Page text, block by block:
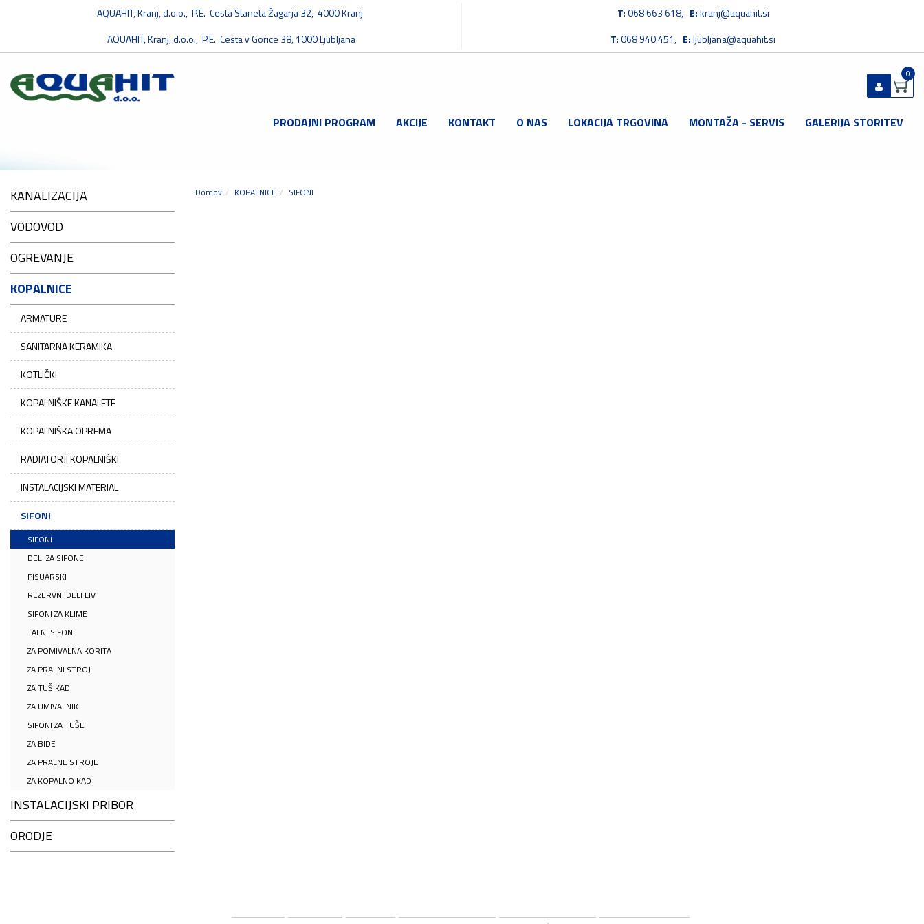
AQUAHIT, Kranj, d.o.o., P.E. Cesta Staneta Žagarja 32, 4000 Kranj
AQUAHIT, Kranj, d.o.o., P.E. Cesta v Gorice 38, 1000 Ljubljana
T:068 663 618, E:kranj@aquahit.si
T:068 940 451, E:ljubljana@aquahit.si
0
PRODAJNI PROGRAM AKCIJE KONTAKT O NAS LOKACIJA TRGOVINA MONTAŽA - SERVIS GALERIJA STORITEV
KANALIZACIJA
VODOVOD
OGREVANJE
KOPALNICE
ARMATURE
SANITARNA KERAMIKA
KOTLIČKI
KOPALNIŠKE KANALETE
KOPALNIŠKA OPREMA
RADIATORJI KOPALNIŠKI
INSTALACIJSKI MATERIAL
SIFONI
SIFONI
DELI ZA SIFONE
PISUARSKI
REZERVNI DELI LIV
SIFONI ZA KLIME
TALNI SIFONI
ZA POMIVALNA KORITA
ZA PRALNI STROJ
ZA TUŠ KAD
ZA UMIVALNIK
SIFONI ZA TUŠE
ZA BIDE
ZA PRALNE STROJE
ZA KOPALNO KAD
INSTALACIJSKI PRIBOR
ORODJE
Domov KOPALNICE SIFONI